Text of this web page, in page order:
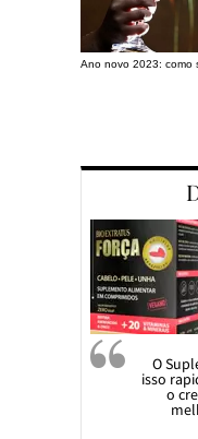
Ano novo 2023: como
O
isso
o